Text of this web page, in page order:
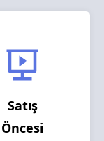
Satış
Öncesi